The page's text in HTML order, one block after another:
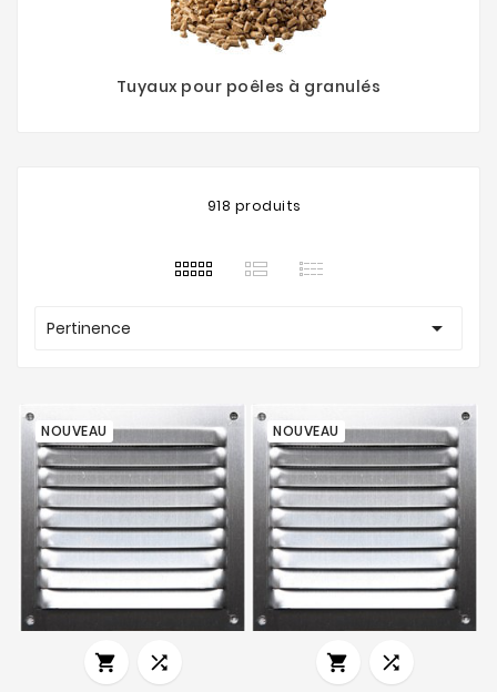
Tuyaux pour poêles à granulés
918 produits
Pertinence 
NOUVEAU


NOUVEAU

